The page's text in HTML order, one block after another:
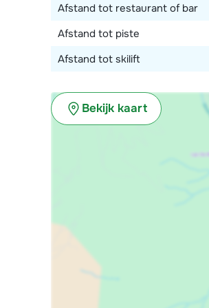
Om een optimale service te
beschikken over een eigen
Afstand tot restaurant of bar
Afstand tot piste
Afstand tot skilift
Bekijk kaart